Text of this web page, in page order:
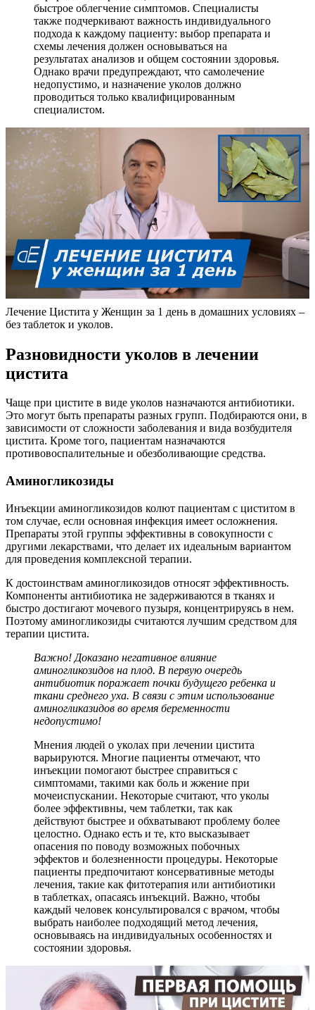
быстрое облегчение симптомов. Специалисты
также подчеркивают важность индивидуального
подхода к каждому пациенту: выбор препарата и
схемы лечения должен основываться на
результатах анализов и общем состоянии здоровья.
Однако врачи предупреждают, что самолечение
недопустимо, и назначение уколов должно
проводиться только квалифицированным
специалистом.
Лечение Цистита у Женщин за 1 день в домашних условиях –
без таблеток и уколов.
Разновидности уколов в лечении
цистита
Чаще при цистите в виде уколов назначаются антибиотики.
Это могут быть препараты разных групп. Подбираются они, в
зависимости от сложности заболевания и вида возбудителя
цистита. Кроме того, пациентам назначаются
противовоспалительные и обезболивающие средства.
Аминогликозиды
Инъекции аминогликозидов колют пациентам с циститом в
том случае, если основная инфекция имеет осложнения.
Препараты этой группы эффективны в совокупности с
другими лекарствами, что делает их идеальным вариантом
для проведения комплексной терапии.
К достоинствам аминогликозидов относят эффективность.
Компоненты антибиотика не задерживаются в тканях и
быстро достигают мочевого пузыря, концентрируясь в нем.
Поэтому аминогликозиды считаются лучшим средством для
терапии цистита.
Важно! Доказано негативное влияние
аминогликозидов на плод. В первую очередь
антибиотик поражает почки будущего ребенка и
ткани среднего уха. В связи с этим использование
аминогликазидов во время беременности
недопустимо!
Мнения людей о уколах при лечении цистита
варьируются. Многие пациенты отмечают, что
инъекции помогают быстрее справиться с
симптомами, такими как боль и жжение при
мочеиспускании. Некоторые считают, что уколы
более эффективны, чем таблетки, так как
действуют быстрее и обхватывают проблему более
целостно. Однако есть и те, кто высказывает
опасения по поводу возможных побочных
эффектов и болезненности процедуры. Некоторые
пациенты предпочитают консервативные методы
лечения, такие как фитотерапия или антибиотики
в таблетках, опасаясь инъекций. Важно, чтобы
каждый человек консультировался с врачом, чтобы
выбрать наиболее подходящий метод лечения,
основываясь на индивидуальных особенностях и
состоянии здоровья.